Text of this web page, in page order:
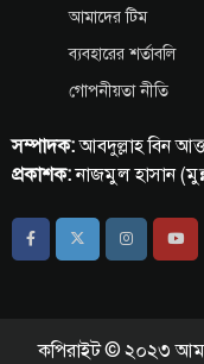
আমাদের টিম
ব্যবহারের শর্তাবলি
গোপনীয়তা নীতি
সম্পাদক:আবদুল্লাহ বিন
প্রকাশক:নাজমুল হাসান
কপিরাইট © ২০২৩